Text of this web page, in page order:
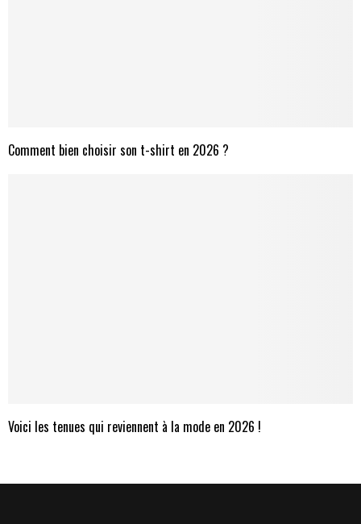
Comment bien choisir son t-shirt en 2026 ?
Voici les tenues qui reviennent à la mode en 2026 !